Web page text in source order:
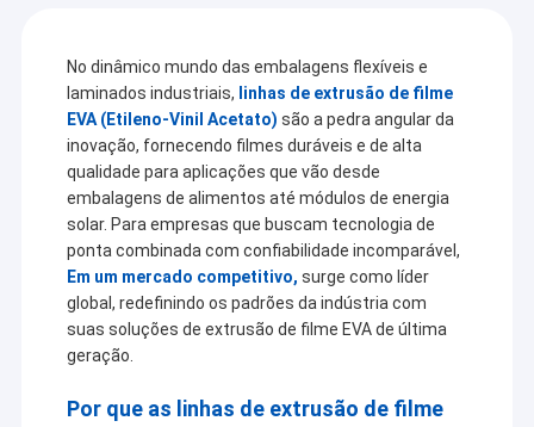
No dinâmico mundo das embalagens flexíveis e
laminados industriais, linhas de extrusão de filme
EVA (Etileno-Vinil Acetato) são a pedra angular da
inovação, fornecendo filmes duráveis e de alta
qualidade para aplicações que vão desde
embalagens de alimentos até módulos de energia
solar. Para empresas que buscam tecnologia de
ponta combinada com confiabilidade incomparável,
Em um mercado competitivo, surge como líder
global, redefinindo os padrões da indústria com
suas soluções de extrusão de filme EVA de última
geração.
Por que as linhas de extrusão de filme